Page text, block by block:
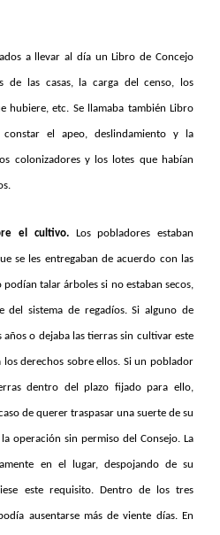
a llevar al día un Libro de Concejo
de las casas, la carga del censo, los
hubiere, etc. Se llamaba también Libro
el apeo, deslindamiento y la
colonizadores y los lotes que habían
el cultivo. Los pobladores estaban
se les entregaban de acuerdo con las
podían talar árboles si no estaban secos,
del sistema de regadíos. Si alguno de
años o dejaba las tierras sin cultivar este
derechos sobre ellos. Si un poblador
dentro del plazo fijado para ello,
de querer traspasar una suerte de su
operación sin permiso del Consejo. La
en el lugar, despojando de su
este requisito. Dentro de los tres
ausentarse más de viente días. En